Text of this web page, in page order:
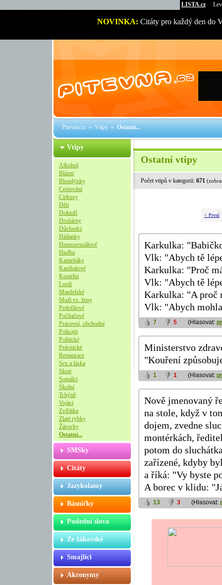
LISTA.cz
NOVINKA: Citáty pro každý den do
Pitevna.cz»Vtipy»Ostatní...
Vtipy
Alkohol
Blázni
Blondýnky
Cestování
Cirkusy
Děti
Doktoři
Drsňárny
Důchodci
Hádanky
Homosexuálové
Hudba
Kameňáky
Kanibalové
Kostelní
Lordi
Manželské
Muži vs. ženy
Pedofilové
Počítačové
Pracovní, obchodní
Policajti
Politické
Právnické
Restaurace
Sex a láska
Skoti
Somálci
Školní
Tchýně
Vojáci
Zvířátka
Zlaté rybky
Žárovky
Ostatní...
SMSky
Citáty
Jazykolamy
Básničky
Poslední slova
Ze žákovské
Smajlíci
Akronymy
Ostatní vtipy
Počet vtipů v kategorii: 671
< První
Karkulka:
Vlk: "Abych tě
Karkulka: "Proč
Vlk: "Abych tě
Karkulka: "A proč
Vlk: "Abych
7 5 (Hlasovat:
Ministerstvo
"Kouření
1 1 (Hlasovat:
Nově jmenovaný
na stole, když v
dojem, zvedne
montérkách,
potom do
zařízené, kdyby
a říká: "Vy byste
A borec v klidu:
13 3 (Hlasovat: